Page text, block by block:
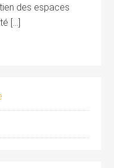
des espaces
[…]